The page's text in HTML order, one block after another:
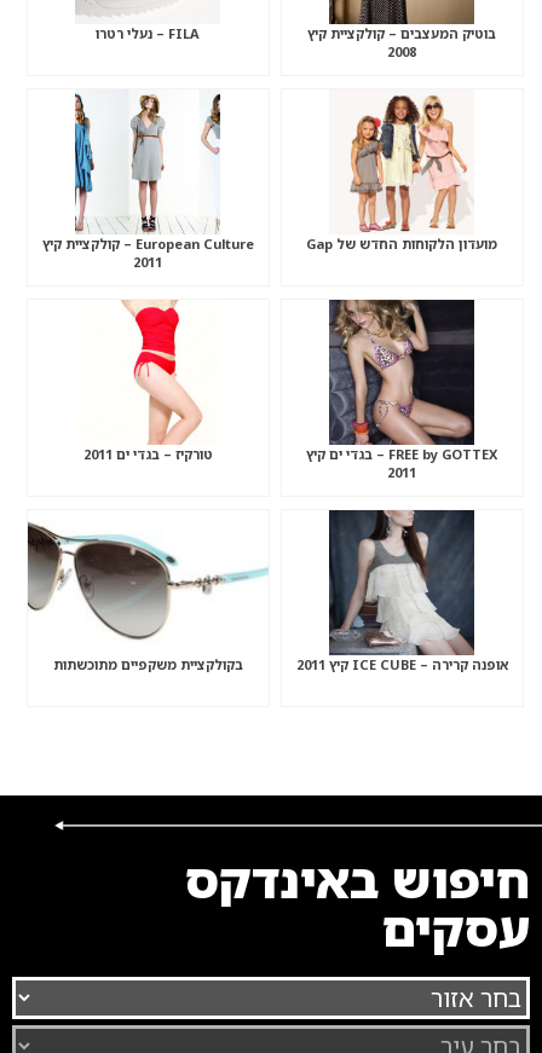
בוטיק המעצבים – קולקציית קיץ
2008
FILA – נעלי רטרו
מועדון הלקוחות החדש של Gap
European Culture – קולקציית קיץ
2011
FREE by GOTTEX – בגדי ים קיץ
2011
טורקיז – בגדי ים 2011
אופנה קרירה – ICE CUBE קיץ 2011 בקולקציית משקפיים מתוכשתות
חיפוש באינדקס
עסקים